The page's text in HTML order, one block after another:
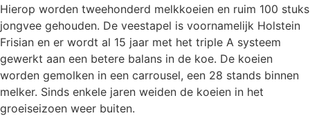
Hierop worden tweehonderd melkkoeien en ruim 100 stuks
jongvee gehouden. De veestapel is voornamelijk Holstein
Frisian en er wordt al 15 jaar met het triple A systeem
gewerkt aan een betere balans in de koe. De koeien
worden gemolken in een carrousel, een 28 stands binnen
melker. Sinds enkele jaren weiden de koeien in het
groeiseizoen weer buiten.